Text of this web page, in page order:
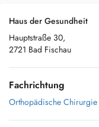
Haus der Gesundheit
Hauptstraße 30,
2721 Bad Fischau
Fachrichtung
Orthopädische Chirurgie